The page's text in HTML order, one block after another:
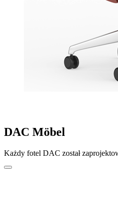
DAC Möbel
Każdy fotel DAC został